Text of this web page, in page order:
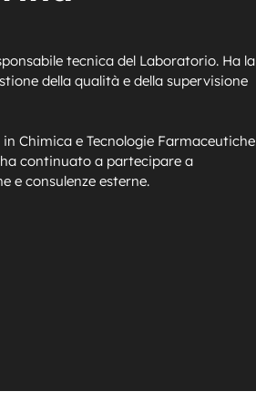
tecnica del Laboratorio. Ha la
della qualità e della supervisione
Chimica e Tecnologie Farmaceutiche
continuato a partecipare a
e consulenze esterne.